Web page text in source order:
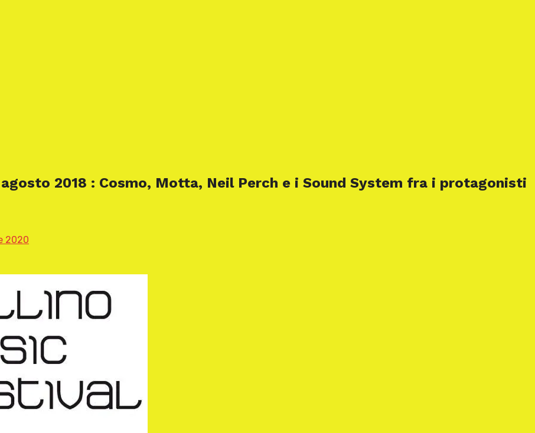
agosto 2018 : Cosmo, Motta, Neil Perch e i Sound System fra i protagonisti
2020